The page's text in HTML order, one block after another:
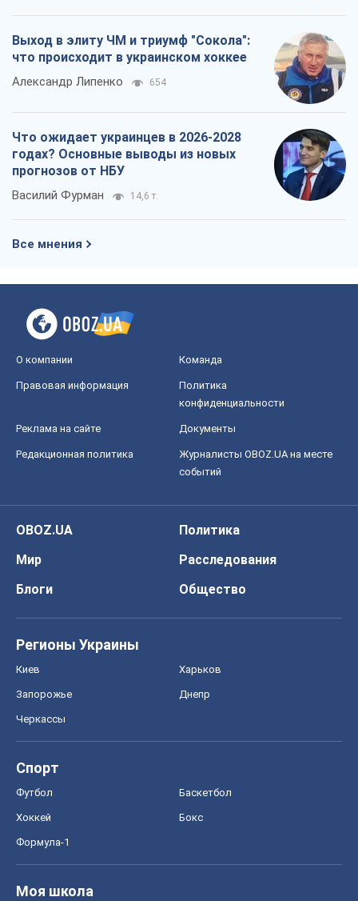
Выход в элиту ЧМ и триумф "Сокола":
что происходит в украинском хоккее
Александр Липенко 654
Что ожидает украинцев в 2026-2028
годах? Основные выводы из новых
прогнозов от НБУ
Василий Фурман 14,6 т.
Все мнения
О компании Команда
Правовая информация
Политика
конфиденциальности
Реклама на сайте Документы
Редакционная политика
Журналисты OBOZ.UA на месте
событий
OBOZ.UA
Политика
Мир
Расследования
Блоги
Общество
Регионы Украины
Киев Харьков
Запорожье Днепр
Черкассы
Спорт
Футбол Баскетбол
Хоккей Бокс
Формула-1
Моя школа